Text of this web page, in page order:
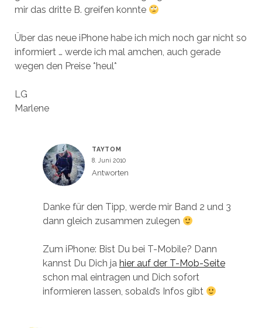
mir das dritte B. greifen konnte
Über das neue iPhone habe ich mich noch gar nicht so
informiert … werde ich mal amchen, auch gerade
wegen den Preise *heul*
LG
Marlene
TAYTOM
8. Juni 2010
Antworten
Danke für den Tipp, werde mir Band 2 und 3
dann gleich zusammen zulegen
Zum iPhone: Bist Du bei T-Mobile? Dann
kannst Du Dich ja hier auf der T-Mob-Seite
schon mal eintragen und Dich sofort
informieren lassen, sobald’s Infos gibt